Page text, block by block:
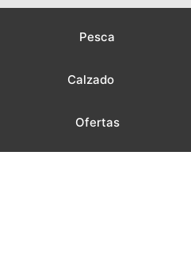
Pesca
Calzado
Ofertas